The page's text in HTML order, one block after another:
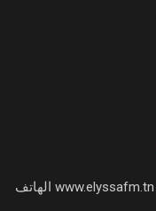
اذاعة عليسة "صوت الناس" تسمعونا على: www.elyssafm.tn الهاتف